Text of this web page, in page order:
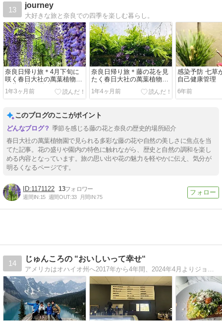
13
journey
大好きな旅と奈良での四季を楽しむ暮らし。
奈良日帰り旅＊4月下旬に
咲く春日大社の萬葉植物園
の藤の花々[後編]
1年3ヶ月前
奈良日帰り旅＊藤の花を見
たく春日大社の萬葉植物園
へ[前編]
1年4ヶ月前
感染予防 七草
自己健康管理
6年前
このブログのここがポイント
季節を感じる藤の花と奈良の歴史的場所紹介
春日大社の萬葉植物園で見られる多彩な藤の花や自然の美しさに焦点を当
てた記事。花の盛りや園内の特色に触れながら、歴史と自然の調和を楽し
める内容となっています。旅の思い出や花の魅力を軽やかに伝え、気分が
明るくなるページです。
1171122 13
週間IN:15 週間OUT:33 月間IN:75
14
じゅんころの “おいしいって幸せ“
アメリカはオハイオ州へ2017年から4年間、2024年4月よりジョージア州へ駐在中！アメリカでの生活、旅行、グルメのリアルをお届けします♪